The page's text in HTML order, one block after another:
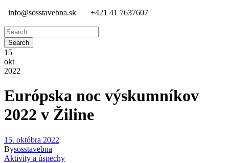
info@sosstavebna.sk
+421 41 7637607
15
okt
2022
Európska noc výskumníkov
2022 v Žiline
15. októbra 2022
Bysosstavebna
Aktivity a úspechy